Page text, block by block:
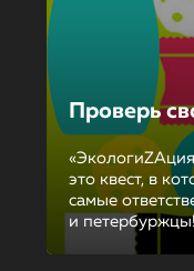
Проверь
это квест, в
самые
и петербуржцы!